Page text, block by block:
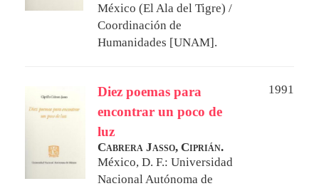
México (El Ala del Tigre) /
Coordinación de
Humanidades [UNAM].
Diez poemas para
encontrar un poco de
luz
1991
Cabrera Jasso, Ciprián.
México, D. F.: Universidad
Nacional Autónoma de